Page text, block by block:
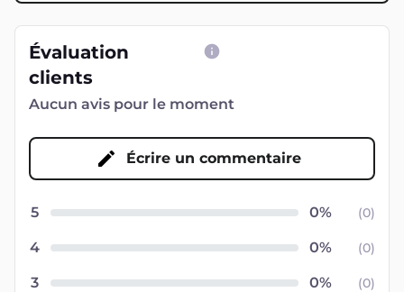
Évaluation
clients
Aucun avis pour le moment
Écrire un commentaire
5 (0)
4 (0)
3 (0)